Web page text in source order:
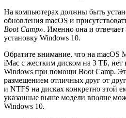
На компьютерах должны быть
обновления macOS и
Boot Camp». Именно она и
установку Windows 10.
Обратите внимание, что на macOS
iMac с жестким диском на 3 ТБ, нет
Windows при помощи Boot Camp.
размещением отличных друг от
и NTFS на дисках конкретно этой
указанные выше модели вполне
Windows 10.